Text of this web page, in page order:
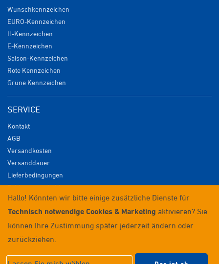
Wunschkennzeichen
EURO-Kennzeichen
H-Kennzeichen
E-Kennzeichen
Saison-Kennzeichen
Rote Kennzeichen
Grüne Kennzeichen
SERVICE
Kontakt
AGB
Versandkosten
Versanddauer
Lieferbedingungen
Zahlungsmöglichkeiten
Datenschutz
Impressum
Widerrufsrecht
Anmelden / Registrieren
© 2026 Wunschkennzeichenversand
Hallo! Könnten wir bitte einige zusätzliche Dienste für
Technisch notwendige Cookies & Marketing aktivieren? Sie
können Ihre Zustimmung später jederzeit ändern oder
zurückziehen.